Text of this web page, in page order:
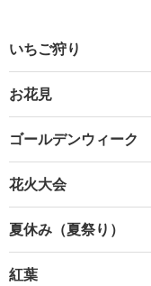
いちご狩り
お花見
ゴールデンウィーク
花火大会
夏休み（夏祭り）
紅葉